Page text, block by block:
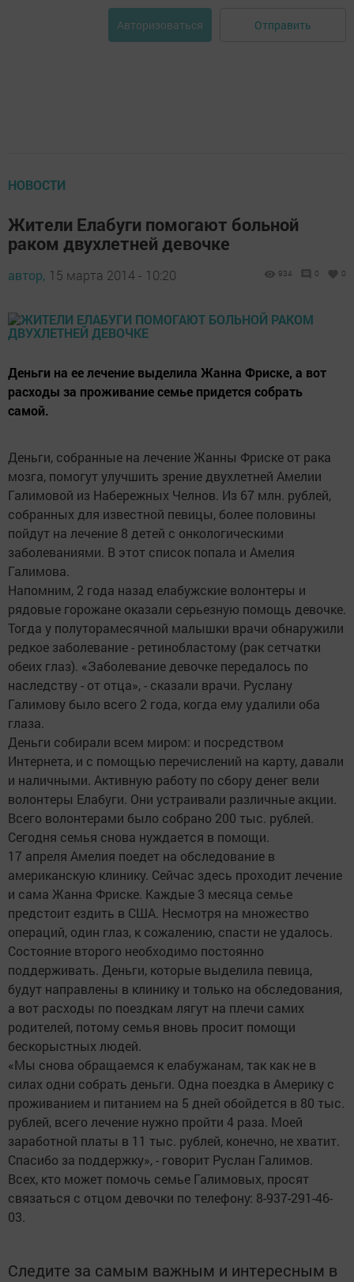
Авторизоваться Отправить
НОВОСТИ
Жители Елабуги помогают больной
раком двухлетней девочке
автор, 15 марта 2014 - 10:20 934 0 0
Деньги на ее лечение выделила Жанна Фриске, а вот
расходы за проживание семье придется собрать
самой.
Деньги, собранные на лечение Жанны Фриске от рака
мозга, помогут улучшить зрение двухлетней Амелии
Галимовой из Набережных Челнов. Из 67 млн. рублей,
собранных для известной певицы, более половины
пойдут на лечение 8 детей с онкологическими
заболеваниями. В этот список попала и Амелия
Галимова.
Напомним, 2 года назад елабужские волонтеры и
рядовые горожане оказали серьезную помощь девочке.
Тогда у полуторамесячной малышки врачи обнаружили
редкое заболевание - ретинобластому (рак сетчатки
обеих глаз). «Заболевание девочке передалось по
наследству - от отца», - сказали врачи. Руслану
Галимову было всего 2 года, когда ему удалили оба
глаза.
Деньги собирали всем миром: и посредством
Интернета, и с помощью перечислений на карту, давали
и наличными. Активную работу по сбору денег вели
волонтеры Елабуги. Они устраивали различные акции.
Всего волонтерами было собрано 200 тыс. рублей.
Сегодня семья снова нуждается в помощи.
17 апреля Амелия поедет на обследование в
американскую клинику. Сейчас здесь проходит лечение
и сама Жанна Фриске. Каждые 3 месяца семье
предстоит ездить в США. Несмотря на множество
операций, один глаз, к сожалению, спасти не удалось.
Состояние второго необходимо постоянно
поддерживать. Деньги, которые выделила певица,
будут направлены в клинику и только на обследования,
а вот расходы по поездкам лягут на плечи самих
родителей, потому семья вновь просит помощи
бескорыстных людей.
«Мы снова обращаемся к елабужанам, так как не в
силах одни собрать деньги. Одна поездка в Америку с
проживанием и питанием на 5 дней обойдется в 80 тыс.
рублей, всего лечение нужно пройти 4 раза. Моей
заработной платы в 11 тыс. рублей, конечно, не хватит.
Спасибо за поддержку», - говорит Руслан Галимов.
Всех, кто может помочь семье Галимовых, просят
связаться с отцом девочки по телефону: 8-937-291-46-
03.
Следите за самым важным и интересным в